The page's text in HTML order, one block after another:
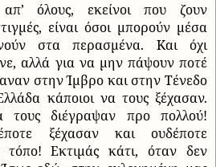
απ’ όλους, εκείνοι που ζουν
είναι όσοι μπορούν μέσα
στα περασμένα. Και όχι
αλλά για να μην πάψουν ποτέ
στην Ίμβρο και στην Τένεδο
κάποιοι να τους ξέχασαν.
τους διέγραψαν προ πολλού!
ξέχασαν και ουδέποτε
Εκτιμάς κάτι, όταν δεν